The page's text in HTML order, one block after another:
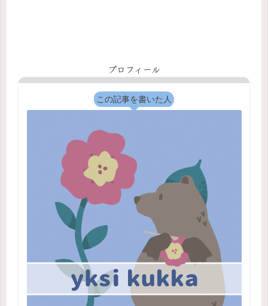
プロフィール
この記事を書いた人